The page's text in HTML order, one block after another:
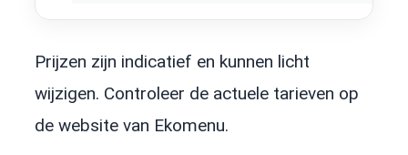
Prijzen zijn indicatief en kunnen licht
wijzigen. Controleer de actuele tarieven op
de website van Ekomenu.